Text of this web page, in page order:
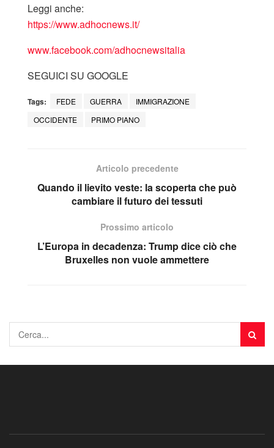
Leggi anche:
https://www.adhocnews.it/
www.facebook.com/adhocnewsitalia
SEGUICI SU GOOGLE
Tags: FEDE GUERRA
IMMIGRAZIONE
OCCIDENTE
PRIMO PIANO
Articolo precedente
Quando il lievito veste: la scoperta che può
cambiare il futuro dei tessuti
Prossimo articolo
L’Europa in decadenza: Trump dice ciò che
Bruxelles non vuole ammettere